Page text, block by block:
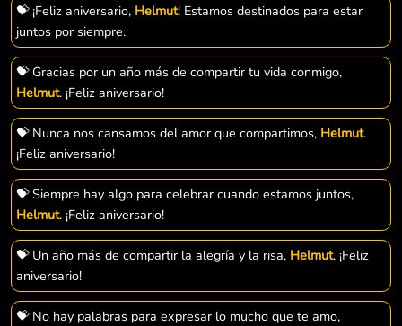
💝 ¡Feliz aniversario, Helmut! Estamos destinados para estar
juntos por siempre.
💝 Gracias por un año más de compartir tu vida conmigo,
Helmut. ¡Feliz aniversario!
💝 Nunca nos cansamos del amor que compartimos, Helmut.
¡Feliz aniversario!
💝 Siempre hay algo para celebrar cuando estamos juntos,
Helmut. ¡Feliz aniversario!
💝 Un año más de compartir la alegría y la risa, Helmut. ¡Feliz
aniversario!
💝 No hay palabras para expresar lo mucho que te amo,